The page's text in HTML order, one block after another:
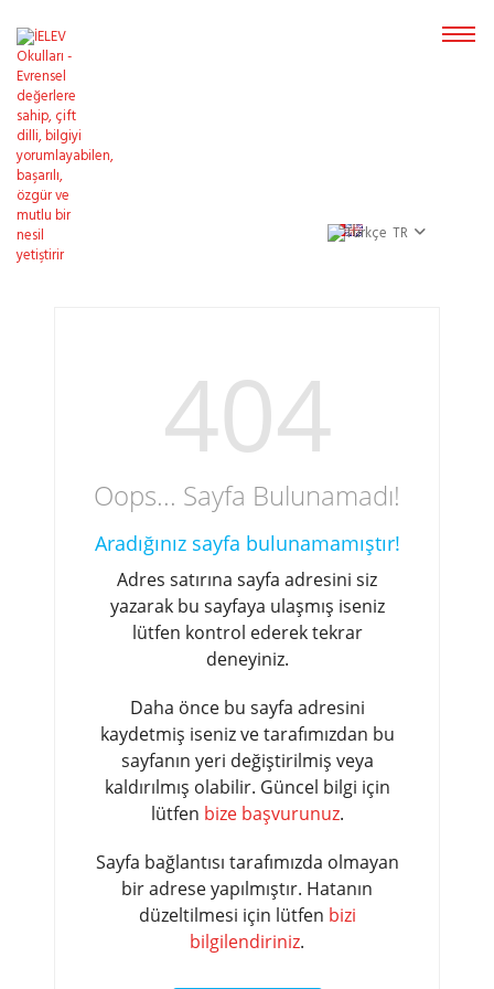
TR
404
Oops... Sayfa Bulunamadı!
Aradığınız sayfa bulunamamıştır!
Adres satırına sayfa adresini siz
yazarak bu sayfaya ulaşmış iseniz
lütfen kontrol ederek tekrar
deneyiniz.
Daha önce bu sayfa adresini
kaydetmiş iseniz ve tarafımızdan bu
sayfanın yeri değiştirilmiş veya
kaldırılmış olabilir. Güncel bilgi için
lütfen bize başvurunuz.
Sayfa bağlantısı tarafımızda olmayan
bir adrese yapılmıştır. Hatanın
düzeltilmesi için lütfen bizi
bilgilendiriniz.